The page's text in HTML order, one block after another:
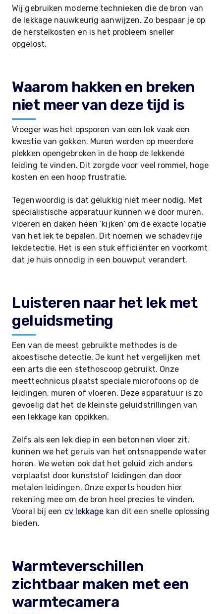
Wij gebruiken moderne technieken die de bron van
de lekkage nauwkeurig aanwijzen. Zo bespaar je op
de herstelkosten en is het probleem sneller
opgelost.
Waarom hakken en breken
niet meer van deze tijd is
Vroeger was het opsporen van een lek vaak een
kwestie van gokken. Muren werden op meerdere
plekken opengebroken in de hoop de lekkende
leiding te vinden. Dit zorgde voor veel rommel, hoge
kosten en een hoop frustratie.
Tegenwoordig is dat gelukkig niet meer nodig. Met
specialistische apparatuur kunnen we door muren,
vloeren en daken heen ‘kijken’ om de exacte locatie
van het lek te bepalen. Dit noemen we schadevrije
lekdetectie. Het is een stuk efficiënter en voorkomt
dat je huis onnodig in een bouwput verandert.
Luisteren naar het lek met
geluidsmeting
Een van de meest gebruikte methodes is de
akoestische detectie. Je kunt het vergelijken met
een arts die een stethoscoop gebruikt. Onze
meettechnicus plaatst speciale microfoons op de
leidingen, muren of vloeren. Deze apparatuur is zo
gevoelig dat het de kleinste geluidstrillingen van
een lekkage kan oppikken.
Zelfs als een lek diep in een betonnen vloer zit,
kunnen we het geruis van het ontsnappende water
horen. We weten ook dat het geluid zich anders
verplaatst door kunststof leidingen dan door
metalen leidingen. Onze experts houden hier
rekening mee om de bron heel precies te vinden.
Vooral bij een cv lekkage kan dit een snelle oplossing
bieden.
Warmteverschillen
zichtbaar maken met een
warmtecamera